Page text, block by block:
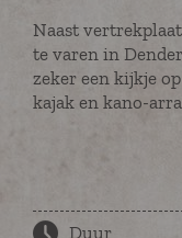
Naast
te varen in
zeker een kijkje op
kajak en kano-
Duur